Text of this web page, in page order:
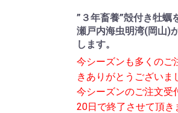
”３年畜養”殻付き牡蠣
瀬戸内海虫明湾(岡山)
します。
今シーズンも多くのご
きありがとうございま
今シーズンのご注文受
20日で終了させて頂き